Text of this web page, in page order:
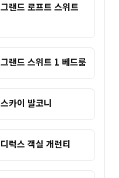
그랜드 로프트 스위트
그랜드 스위트 1 베드룸
스카이 발코니
디럭스 객실 개런티